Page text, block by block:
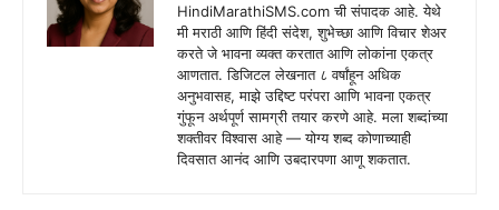
HindiMarathiSMS.com ची संपादक आहे. येथे
मी मराठी आणि हिंदी संदेश, शुभेच्छा आणि विचार शेअर
करते जे भावना व्यक्त करतात आणि लोकांना एकत्र
आणतात. डिजिटल लेखनात ८ वर्षांहून अधिक
अनुभवासह, माझे उद्दिष्ट परंपरा आणि भावना एकत्र
गुंफून अर्थपूर्ण सामग्री तयार करणे आहे. मला शब्दांच्या
शक्तीवर विश्वास आहे — योग्य शब्द कोणाच्याही
दिवसात आनंद आणि उबदारपणा आणू शकतात.